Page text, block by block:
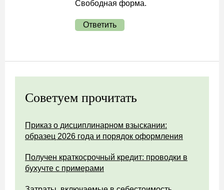
Свободная форма.
Ответить
Советуем прочитать
Приказ о дисциплинарном взыскании:
образец 2026 года и порядок оформления
Получен краткосрочный кредит: проводки в
бухучте с примерами